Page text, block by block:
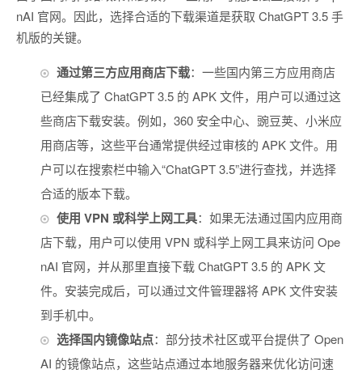
nAI 官网。因此，选择合适的下载渠道是获取 ChatGPT 3.5 手
机版的关键。
通过第三方应用商店下载：一些国内第三方应用商店
已经集成了 ChatGPT 3.5 的 APK 文件，用户可以通过这
些商店下载安装。例如，360 安全中心、豌豆荚、小米应
用商店等，这些平台通常提供经过审核的 APK 文件。用
户可以在搜索栏中输入“ChatGPT 3.5”进行查找，并选择
合适的版本下载。
使用 VPN 或科学上网工具：如果无法通过国内应用商
店下载，用户可以使用 VPN 或科学上网工具来访问 Ope
nAI 官网，并从那里直接下载 ChatGPT 3.5 的 APK 文
件。安装完成后，可以通过文件管理器将 APK 文件安装
到手机中。
选择国内镜像站点：部分技术社区或平台提供了 Open
AI 的镜像站点，这些站点通过本地服务器来优化访问速